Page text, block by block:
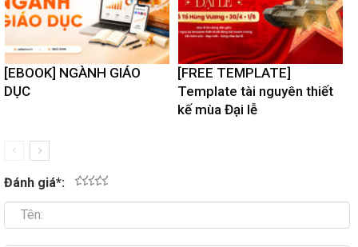
[EBOOK] NGÀNH GIÁO
DỤC
[FREE TEMPLATE]
Template tài nguyên thiết
kế mùa Đại lễ
Đánh giá*: